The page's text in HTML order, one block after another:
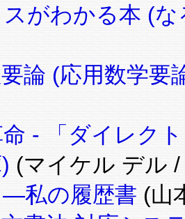
がわかる本 (
論 (応用数学要
- 「ダイレク
(マイケル デル
私の履歴書 (山